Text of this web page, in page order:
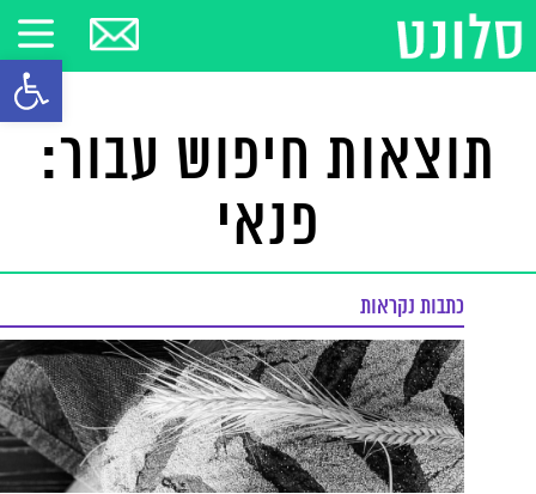
פתח
תוצאות חיפוש עבור:
פנאי
כתבות נקראות